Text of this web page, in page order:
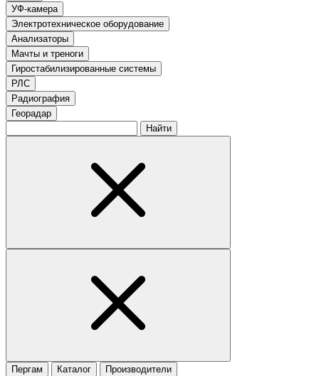
УФ-камера
Электротехническое оборудование
Анализаторы
Мачты и треноги
Гиростабилизированные системы
РЛС
Радиография
Георадар
Найти
Пергам Каталог Производители